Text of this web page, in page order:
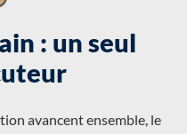
: un seul
avancent ensemble, le